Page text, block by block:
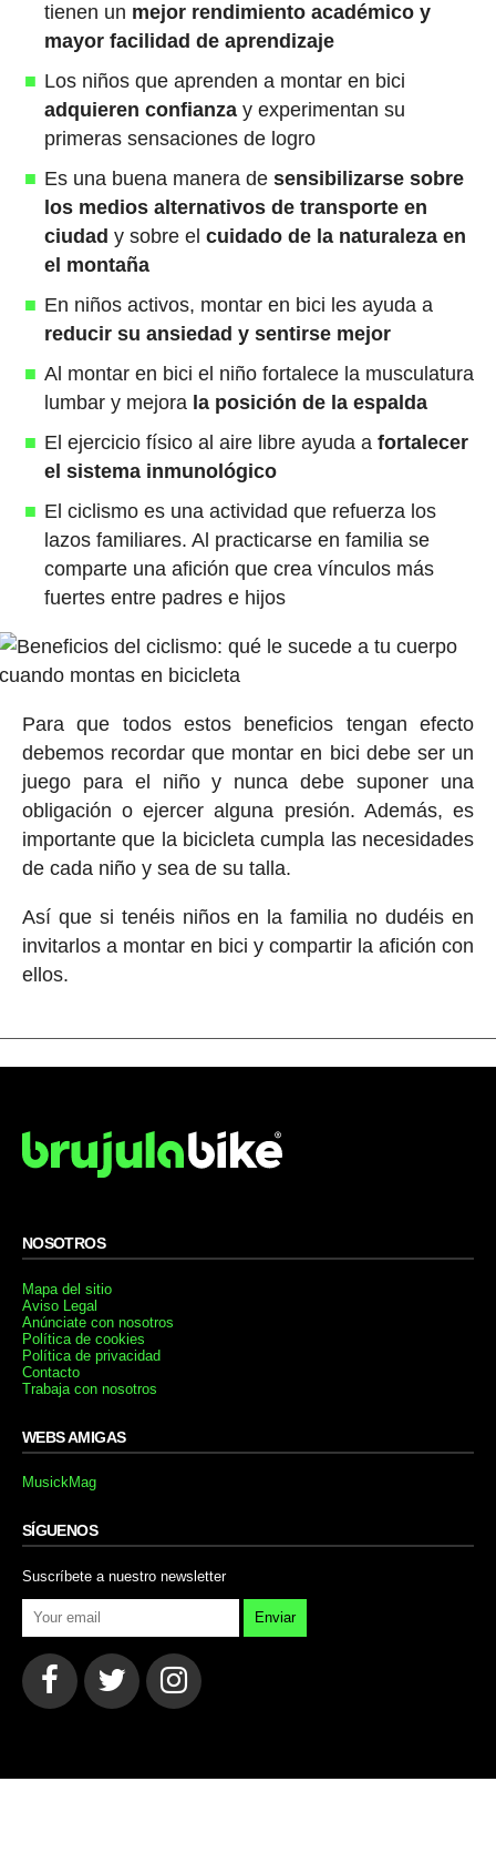
tienen un mejor rendimiento académico y
mayor facilidad de aprendizaje
Los niños que aprenden a montar en bici
adquieren confianzay experimentan su
primeras sensaciones de logro
Es una buena manera de sensibilizarse sobre
los medios alternativos de transporte en
ciudad y sobre el cuidado de la naturaleza en
el montaña
En niños activos, montar en bici les ayuda a
reducir su ansiedad y sentirse mejor
Al montar en bici el niño fortalece la musculatura
lumbar y mejorala posición de la espalda
El ejercicio físico al aire libre ayuda a fortalecer
el sistema inmunológico
El ciclismo es una actividad que refuerza los
lazos familiares. Al practicarse en familia se
comparte una afición que crea vínculos más
fuertes entre padres e hijos
Para que todos estos beneficios tengan efecto
debemos recordar que montar en bici debe ser un
juego para el niño y nunca debe suponer una
obligación o ejercer alguna presión. Además, es
importante que la bicicleta cumpla las necesidades
de cada niño y sea de su talla.
Así que si tenéis niños en la familia no dudéis en
invitarlos a montar en bici y compartir la afición con
ellos.
NOSOTROS
Mapa del sitio
Aviso Legal
Anúnciate con nosotros
Política de cookies
Política de privacidad
Contacto
Trabaja con nosotros
WEBS AMIGAS
MusickMag
SÍGUENOS
Suscríbete a nuestro newsletter
Enviar